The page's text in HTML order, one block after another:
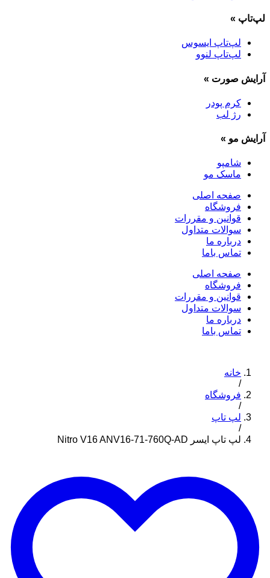
لپ‌تاپ »
لپ‌تاپ ایسوس
لپ‌تاپ لنوو
آرایش صورت »
کرم پودر
رژ لب
آرایش مو »
شامپو
ماسک مو
صفحه اصلی
فروشگاه
قوانین و مقررات
سوالات متداول
درباره ما
تماس باما
صفحه اصلی
فروشگاه
قوانین و مقررات
سوالات متداول
درباره ما
تماس باما
خانه
/
فروشگاه
/
لپ تاپ
/
لپ تاپ ایسر Nitro V16 ANV16-71-760Q-AD